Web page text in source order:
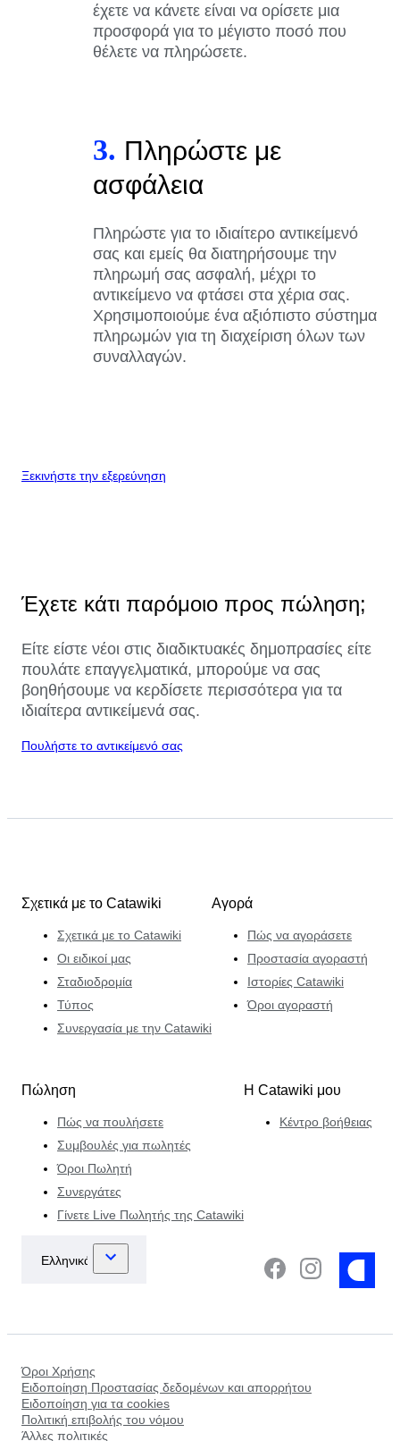
έχετε να κάνετε είναι να ορίσετε μια
προσφορά για το μέγιστο ποσό που
θέλετε να πληρώσετε.
3. Πληρώστε με
ασφάλεια
Πληρώστε για το ιδιαίτερο αντικείμενό
σας και εμείς θα διατηρήσουμε την
πληρωμή σας ασφαλή, μέχρι το
αντικείμενο να φτάσει στα χέρια σας.
Χρησιμοποιούμε ένα αξιόπιστο σύστημα
πληρωμών για τη διαχείριση όλων των
συναλλαγών.
Ξεκινήστε την εξερεύνηση
Έχετε κάτι παρόμοιο προς πώληση;
Είτε είστε νέοι στις διαδικτυακές δημοπρασίες είτε
πουλάτε επαγγελματικά, μπορούμε να σας
βοηθήσουμε να κερδίσετε περισσότερα για τα
ιδιαίτερα αντικείμενά σας.
Πουλήστε το αντικείμενό σας
Σχετικά με το Catawiki
Σχετικά με το Catawiki
Οι ειδικοί μας
Σταδιοδρομία
Τύπος
Συνεργασία με την Catawiki
Αγορά
Πώς να αγοράσετε
Προστασία αγοραστή
Ιστορίες Catawiki
Όροι αγοραστή
Πώληση
Πώς να πουλήσετε
Συμβουλές για πωλητές
Όροι Πωλητή
Συνεργάτες
Γίνετε Live Πωλητής της Catawiki
Η Catawiki μου
Κέντρο βοήθειας
Όροι Χρήσης
Ειδοποίηση Προστασίας δεδομένων και απορρήτου
Ειδοποίηση για τα cookies
Πολιτική επιβολής του νόμου
Άλλες πολιτικές